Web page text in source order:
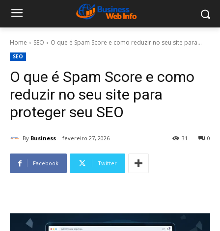
Home SEO O que é Spam Score e como reduzir no seu site para...
SEO
O que é Spam Score e como
reduzir no seu site para
proteger seu SEO
By Business fevereiro 27, 2026 0
31
Facebook Twitter